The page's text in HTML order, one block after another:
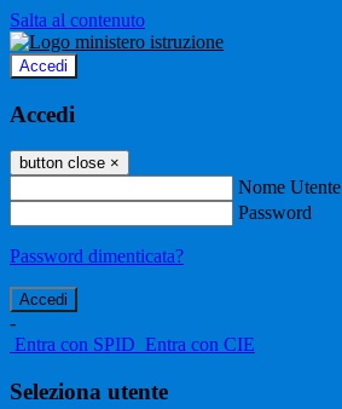
Salta al contenuto
Accedi
Accedi
button close ×
Nome Utente
Password
Password dimenticata?
-
Entra con SPID Entra con CIE
Seleziona utente